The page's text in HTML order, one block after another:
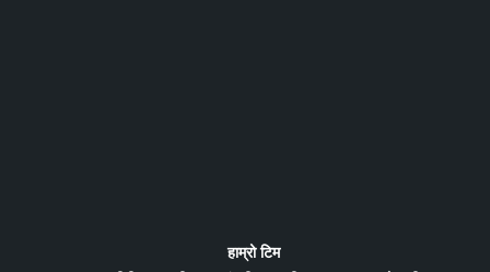
हाम्रो टिम